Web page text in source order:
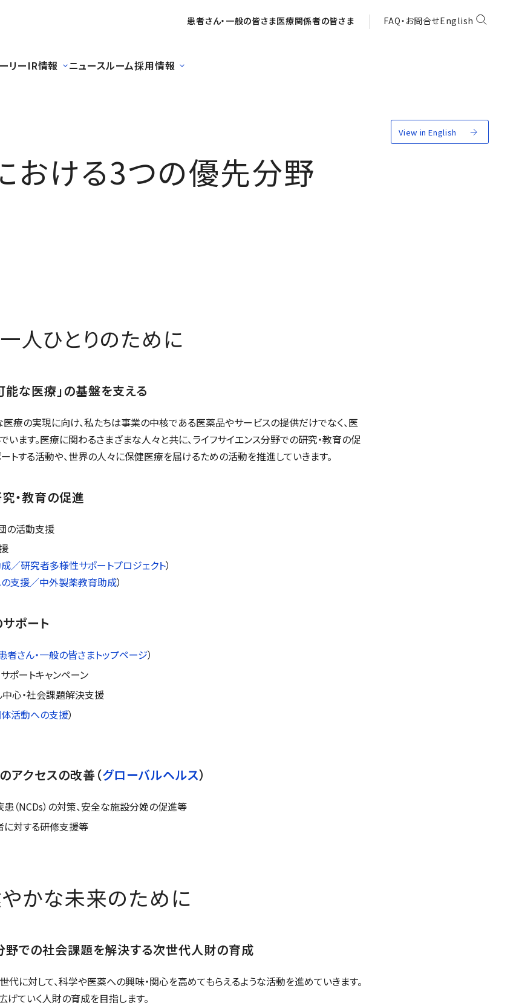
患者さん・一般の皆さま医療関係者の皆さま FAQ・お問合せEnglish
リーIR情報 ニュースルーム採用情報
View in English
おける3つの優先分野
人ひとりのために
な医療」の基盤を支える
療の実現に向け、私たちは事業の中核である医薬品やサービスの提供だけでなく、医
ます。医療に関わるさまざまな人々と共に、ライフサイエンス分野での研究・教育の促
トする活動や、世界の人々に保健医療を届けるための活動を推進していきます。
・教育の促進
の活動支援
／研究者多様性サポートプロジェクト）
支援／中外製薬教育助成）
ポート
者さん・一般の皆さまトップページ）
ポートキャンペーン
心・社会課題解決支援
活動への支援）
アクセスの改善（グローバルヘルス）
（NCDs）の対策、安全な施設分娩の促進等
対する研修支援等
かな未来のために
野での社会課題を解決する次世代人財の育成
に対して、科学や医薬への興味・関心を高めてもらえるような活動を進めていきます。
ていく人財の育成を目指します。